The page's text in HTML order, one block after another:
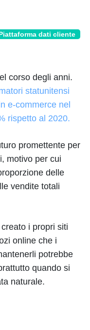
dati cliente
corso degli anni.
statunitensi
e-commerce nel
rispetto al 2020.
promettente per
motivo per cui
delle
vendite totali
i propri siti
online che i
potrebbe
quando si
naturale.